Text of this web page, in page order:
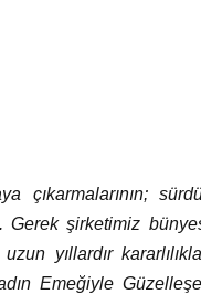
çıkarmalarının;
Gerek şirketimiz
yıllardır
Emeğiyle